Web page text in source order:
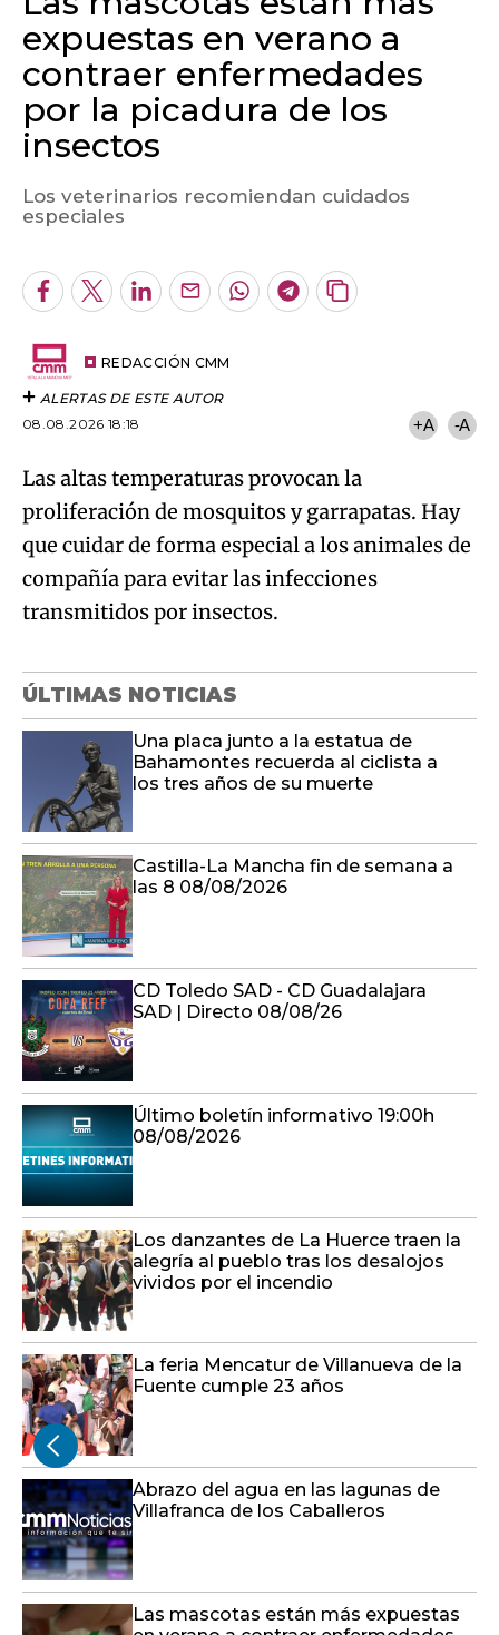
expuestas en verano a
contraer enfermedades
por la picadura de los
insectos
Los veterinarios recomiendan cuidados
especiales
Algo salió mal.
An error occurred, please try again later.
Facebook
TwitterLinkedInEnviarWhatsapp
Telegram
Copiar
REDACCIÓN CMM
ALERTAS DE ESTE AUTOR
08.08.2026 18:18
+A -A
Las altas temperaturas provocan la
proliferación de mosquitos y garrapatas. Hay
que cuidar de forma especial a los animales de
compañía para evitar las infecciones
transmitidos por insectos.
ÚLTIMAS NOTICIAS
Una placa junto a la estatua de
Bahamontes recuerda al ciclista a
los tres años de su muerte
Castilla-La Mancha fin de semana a
las 8 08/08/2026
CD Toledo SAD - CD Guadalajara
SAD | Directo 08/08/26
Último boletín informativo 19:00h
08/08/2026
Los danzantes de La Huerce traen la
alegría al pueblo tras los desalojos
vividos por el incendio
La feria Mencatur de Villanueva de la
Fuente cumple 23 años
Abrazo del agua en las lagunas de
Villafranca de los Caballeros
Las mascotas están más expuestas